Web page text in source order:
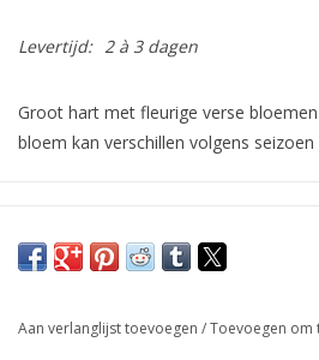
Levertijd: 2 à 3 dagen
Groot hart met fleurige verse
bloem kan verschillen volgens
bestelling plaatsen!
Aan verlanglijst toevoegen /Toevoegen om